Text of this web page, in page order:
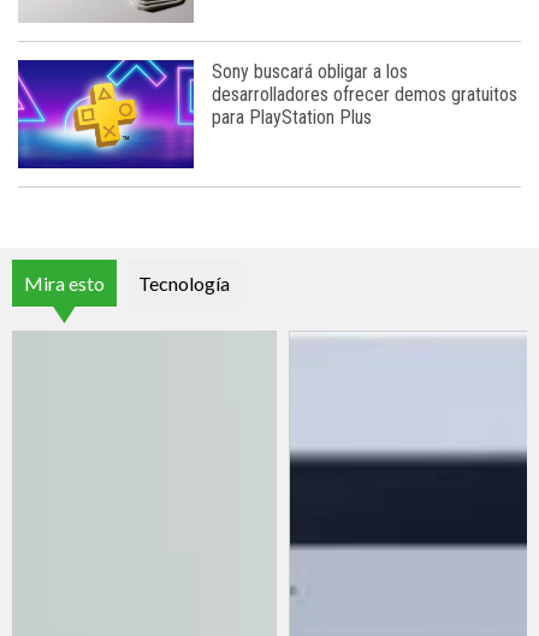
Sony buscará obligar a los
desarrolladores ofrecer demos gratuitos
para PlayStation Plus
Mira esto Tecnología